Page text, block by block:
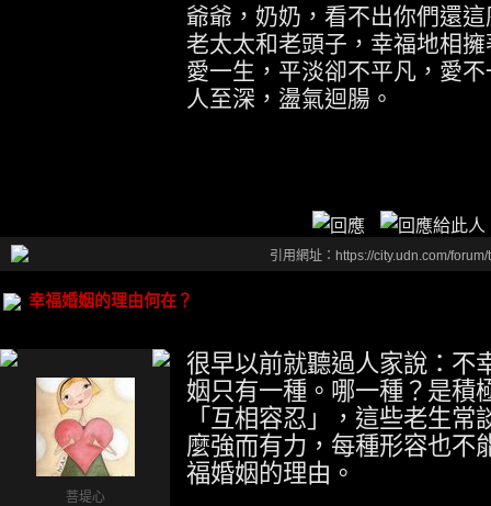
爺爺，奶奶，看不出你們還
老太太和老頭子，幸福地相
愛一生，平淡卻不平凡，愛
人至深，盪氣迴腸。
引用網址：https://city.udn.com/
幸福婚姻的理由何在？
菩堤心
很早以前就聽過人家說：不
姻只有一種。哪一種？是積
「互相容忍」，這些老生
麼強而有力，每種形容也不
福婚姻的理由。